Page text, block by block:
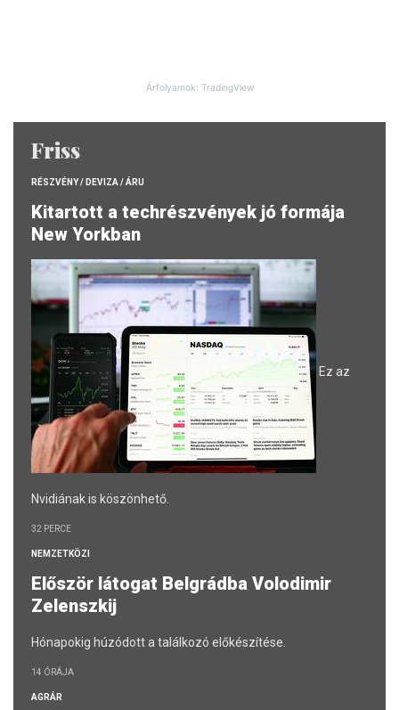
Árfolyamok: TradingView
Friss
RÉSZVÉNY / DEVIZA / ÁRU
Kitartott a techrészvények jó formája
New Yorkban
Ez az
Nvidiának is köszönhető.
32 PERCE
NEMZETKÖZI
Először látogat Belgrádba Volodimir
Zelenszkij
Hónapokig húzódott a találkozó előkészítése.
14 ÓRÁJA
AGRÁR